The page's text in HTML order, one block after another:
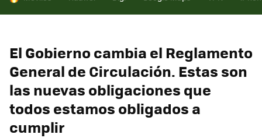
El Gobierno cambia el Reglamento
General de Circulación. Estas son
las nuevas obligaciones que
todos estamos obligados a
cumplir